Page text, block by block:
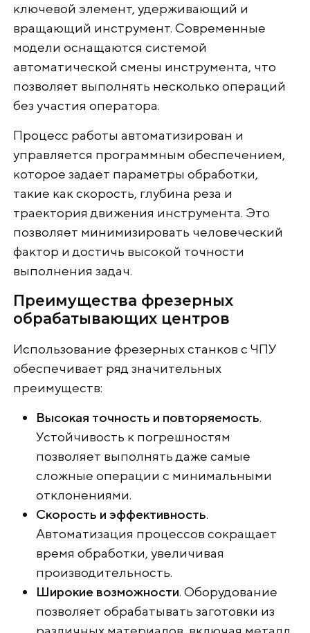
ключевой элемент, удерживающий и
вращающий инструмент. Современные
модели оснащаются системой
автоматической смены инструмента, что
позволяет выполнять несколько операций
без участия оператора.
Процесс работы автоматизирован и
управляется программным обеспечением,
которое задает параметры обработки,
такие как скорость, глубина реза и
траектория движения инструмента. Это
позволяет минимизировать человеческий
фактор и достичь высокой точности
выполнения задач.
Преимущества фрезерных
обрабатывающих центров
Использование фрезерных станков с ЧПУ
обеспечивает ряд значительных
преимуществ:
Высокая точность и повторяемость.
Устойчивость к погрешностям
позволяет выполнять даже самые
сложные операции с минимальными
отклонениями.
Скорость и эффективность.
Автоматизация процессов сокращает
время обработки, увеличивая
производительность.
Широкие возможности. Оборудование
позволяет обрабатывать заготовки из